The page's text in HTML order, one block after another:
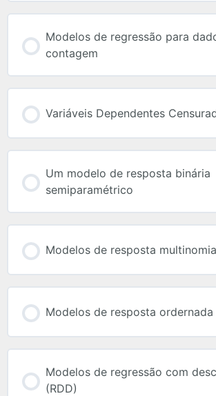
Modelos de regressão para
contagem
Variáveis Dependentes
Um modelo de resposta binária
semiparamétrico
Modelos de resposta
Modelos de resposta ordernada
Modelos de regressão com
(RDD)